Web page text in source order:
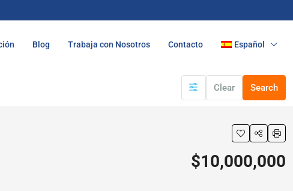
Blog Trabaja con Nosotros Contacto Español
Clear Search
$10,000,000